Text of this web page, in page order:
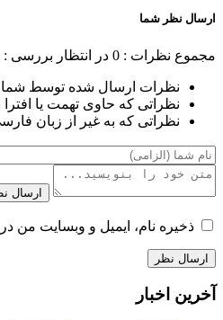
ارسال نظر شما
مجموع نظرات : 0 در انتظار بررسی : 0
نظرات ارسال شده توسط
نظراتی که حاوی تهمت یا
نظراتی که به غیر از زبان
ارسال
ذخیره نام، ایمیل و وبسایت من
آخرین اخبار